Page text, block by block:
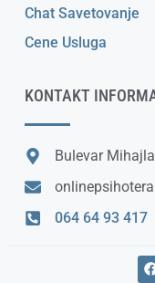
Chat Savetovanje
Cene Usluga
KONTAKT
Bulevar
064 64 93 417